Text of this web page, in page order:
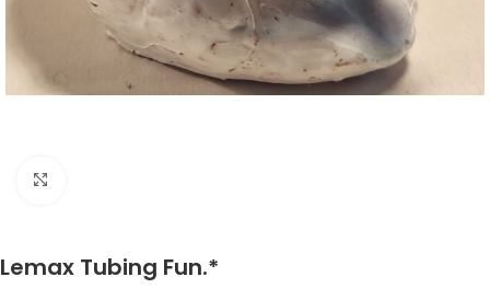
Lemax Tubing Fun.*